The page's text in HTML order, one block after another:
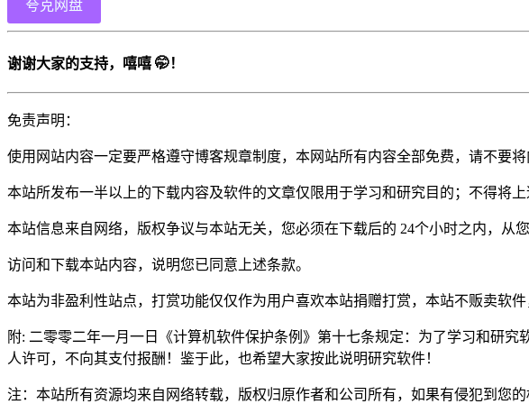
夸克网盘
谢谢大家的支持，嘻嘻 🤭！
免责声明：
使用网站内容一定要严格遵守博客规章制度，本网站所有内容全部免费，请不要
本站所发布一半以上的下载内容及软件的文章仅限用于学习和研究目的；不得将
本站信息来自网络，版权争议与本站无关，您必须在下载后的 24个小时之内，从
访问和下载本站内容，说明您已同意上述条款。
本站为非盈利性站点，打赏功能仅仅作为用户喜欢本站捐赠打赏，本站不贩卖软件
附: 二零零二年一月一日《计算机软件保护条例》第十七条规定：为了学习和研
人许可，不向其支付报酬！鉴于此，也希望大家按此说明研究软件！
注：本站所有资源均来自网络转载，版权归原作者和公司所有，如果有侵犯到您的